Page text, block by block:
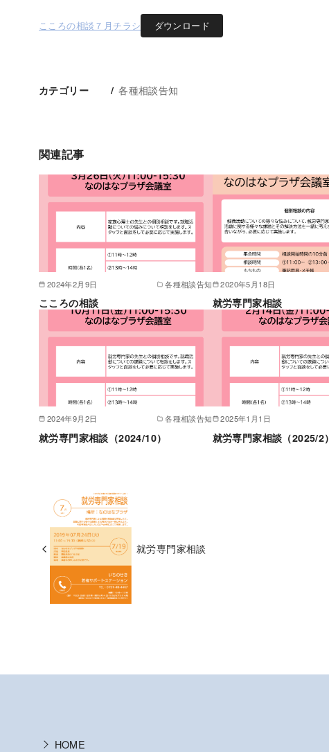
こころの相談７月チラシ ダウンロード
カテゴリー 各種相談告知
関連記事
2024年2月9日 各種相談告知
こころの相談
2020年5月18日
就労専門家相談
2024年9月2日 各種相談告知
就労専門家相談（2024/10）
2025年1月1日
就労専門家相談（2025/2）
就労専門家相談
HOME